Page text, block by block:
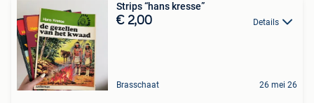
Strips “hans kresse”
€ 2,00 Details
Brasschaat 26 mei 26